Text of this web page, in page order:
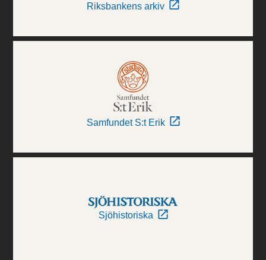
Riksbankens arkiv
Samfundet S:t Erik
Sjöhistoriska